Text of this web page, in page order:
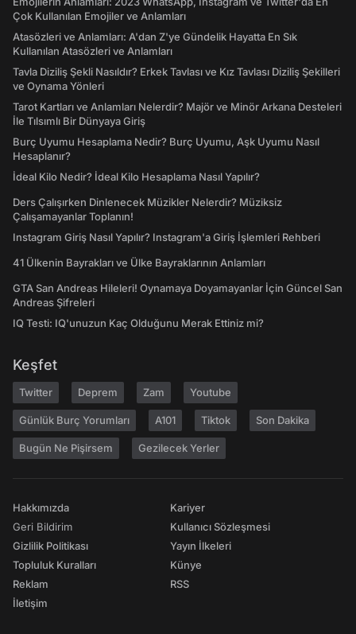
Çok Kullanılan Emojiler ve Anlamları
Atasözleri ve Anlamları: A'dan Z'ye Gündelik Hayatta En Sık
Kullanılan Atasözleri ve Anlamları
Tavla Diziliş Şekli Nasıldır? Erkek Tavlası ve Kız Tavlası Diziliş Şekilleri
ve Oynama Yönleri
Tarot Kartları ve Anlamları Nelerdir? Majör ve Minör Arkana Desteleri
İle Tılsımlı Bir Dünyaya Giriş
Burç Uyumu Hesaplama Nedir? Burç Uyumu, Aşk Uyumu Nasıl
Hesaplanır?
İdeal Kilo Nedir? İdeal Kilo Hesaplama Nasıl Yapılır?
Ders Çalışırken Dinlenecek Müzikler Nelerdir? Müziksiz
Çalışamayanlar Toplanın!
Instagram Giriş Nasıl Yapılır? Instagram'a Giriş İşlemleri Rehberi
41 Ülkenin Bayrakları ve Ülke Bayraklarının Anlamları
GTA San Andreas Hileleri! Oynamaya Doyamayanlar İçin Güncel San
Andreas Şifreleri
IQ Testi: IQ'unuzun Kaç Olduğunu Merak Ettiniz mi?
Keşfet
Twitter Deprem Zam Youtube
Günlük Burç Yorumları A101 Tiktok Son Dakika
Bugün Ne Pişirsem Gezilecek Yerler
Hakkımızda
Geri Bildirim
Gizlilik Politikası
Topluluk Kuralları
Reklam
İletişim
Kariyer
Kullanıcı Sözleşmesi
Yayın İlkeleri
Künye
RSS